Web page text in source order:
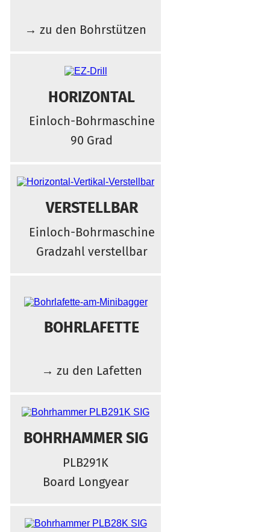
→ zu den Bohrstützen
HORIZONTAL
Einloch-Bohrmaschine
90 Grad
VERSTELLBAR
Einloch-Bohrmaschine
Gradzahl verstellbar
BOHRLAFETTE
→ zu den Lafetten
BOHRHAMMER SIG
PLB291K
Board Longyear